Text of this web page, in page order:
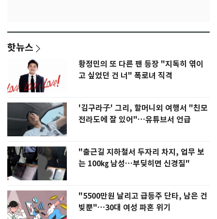
핫뉴스
황정민의 또 다른 팬 등장 "지독히 엮이
고 싶었던 건 너" 폭로녀 직격
'김구라子' 그리, 할머니외 여행서 "친모
전라도에 잘 있어"…유튜브서 언급
"출근길 지하철서 두자리 차지, 업무 보
는 100㎏ 남성…부딪히면 신경질"
"5500만원 날리고 급등주 단타, 남은 건
빚뿐"…30대 여성 파혼 위기